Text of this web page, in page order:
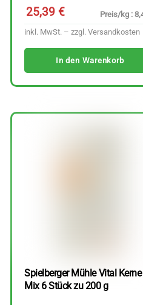
25,39 €
Preis/kg :
inkl. MwSt. – zzgl.Versandkosten
In den Warenkorb
Spielberger Mühle Vital Kerne
Mix 6 Stück zu 200 g